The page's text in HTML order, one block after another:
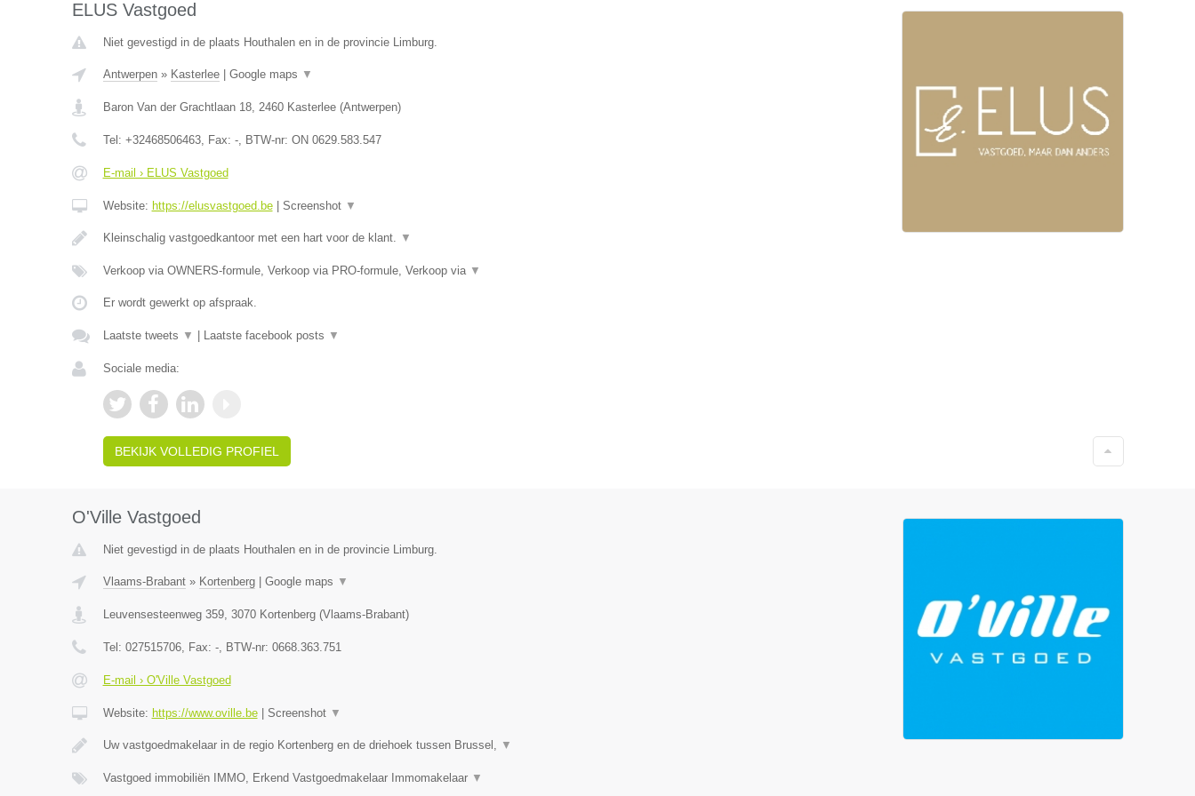
ELUS Vastgoed
Niet gevestigd in de plaats Houthalen en in de provincie Limburg.
Antwerpen» Kasterlee| Google maps ▼
Baron Van der Grachtlaan 18, 2460 Kasterlee(Antwerpen)
Tel: +32468506463, Fax: -, BTW-nr: ON 0629.583.547
E-mail › ELUS Vastgoed
Website: https://elusvastgoed.be| Screenshot ▼
Kleinschalig vastgoedkantoor met een hart voor de klant. ▼
Verkoop via OWNERS-formule, Verkoop via PRO-formule, Verkoop via ▼
Er wordt gewerkt op afspraak.
Laatste tweets ▼ Laatste facebook posts ▼
Sociale media:
BEKIJK VOLLEDIG PROFIEL
O'Ville Vastgoed
Niet gevestigd in de plaats Houthalen en in de provincie Limburg.
Vlaams-Brabant» Kortenberg| Google maps ▼
Leuvensesteenweg 359, 3070 Kortenberg(Vlaams-Brabant)
Tel: 027515706, Fax: -, BTW-nr: 0668.363.751
E-mail › O'Ville Vastgoed
Website: https://www.oville.be| Screenshot ▼
Uw vastgoedmakelaar in de regio Kortenberg en de driehoek tussen Brussel, ▼
Vastgoed immobiliën IMMO, Erkend Vastgoedmakelaar Immomakelaar ▼